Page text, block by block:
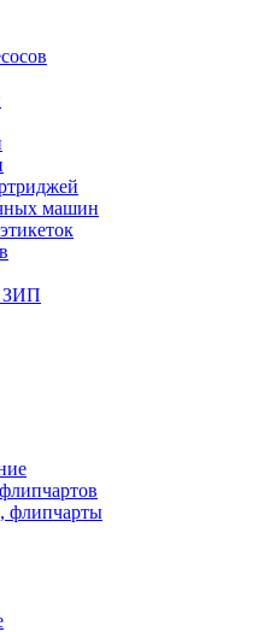
машин
ЗИП
флипчарты